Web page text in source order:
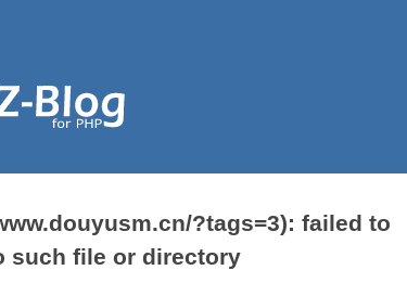
?tags=3): failed to
such file or directory